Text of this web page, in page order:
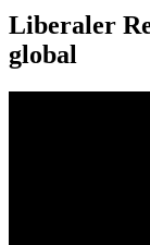
Liberaler
global